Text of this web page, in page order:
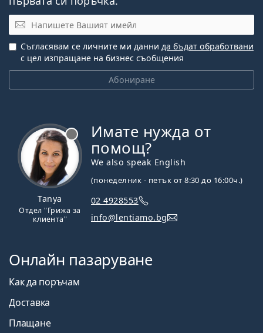
Имейл
Абониране
Съгласявам се личните ми данни да бъдат обработвани
с цел изпращане на бизнес съобщения
Tanya
Отдел "Грижа за
клиента"
Имате нужда от
помощ?
We also speak English
(понеделник - петък от 8:30 до 16:00ч.)
02 4928553
info@lentiamo.bg
Онлайн пазаруване
Как да поръчам
Доставка
Плащане